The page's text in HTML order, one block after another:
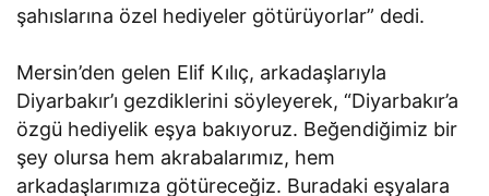
şahıslarına özel hediyeler götürüyorlar” dedi.
Mersin’den gelen Elif Kılıç, arkadaşlarıyla
Diyarbakır’ı gezdiklerini söyleyerek, “Diyarbakır’a
özgü hediyelik eşya bakıyoruz. Beğendiğimiz bir
şey olursa hem akrabalarımız, hem
arkadaşlarımıza götüreceğiz. Buradaki eşyalara